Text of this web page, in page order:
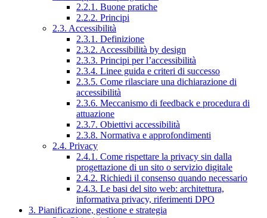
2.2.1. Buone pratiche
2.2.2. Principi
2.3. Accessibilità
2.3.1. Definizione
2.3.2. Accessibilità by design
2.3.3. Principi per l’accessibilità
2.3.4. Linee guida e criteri di successo
2.3.5. Come rilasciare una dichiarazione di
accessibilità
2.3.6. Meccanismo di feedback e procedura di
attuazione
2.3.7. Obiettivi accessibilità
2.3.8. Normativa e approfondimenti
2.4. Privacy
2.4.1. Come rispettare la privacy sin dalla
progettazione di un sito o servizio digitale
2.4.2. Richiedi il consenso quando necessario
2.4.3. Le basi del sito web: architettura,
informativa privacy, riferimenti DPO
3. Pianificazione, gestione e strategia